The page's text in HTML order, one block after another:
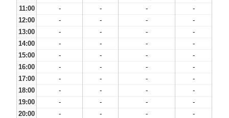
11:00
- - -
-
12:00
- - -
-
13:00
- - -
-
14:00
- - -
-
15:00
- - -
-
16:00
- - -
-
17:00
- - -
-
18:00
- - -
-
19:00
- - -
-
20:00
- - -
-